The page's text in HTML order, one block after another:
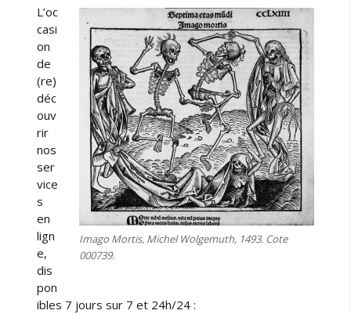
Imago Mortis, Michel Wolgemuth, 1493. Cote
000739.
L’oc
casi
on
de
(re)
déc
ouv
rir
nos
ser
vice
s
en
lign
e,
dis
pon
ibles 7 jours sur 7 et 24h/24 :